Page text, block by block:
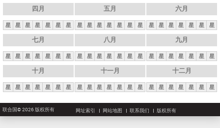
四月
星 星 星 星 星 星 星
五月
星 星 星 星 星 星 星
六月
星 星 星 星 星 星 星
七月
星 星 星 星 星 星 星
八月
星 星 星 星 星 星 星
九月
星 星 星 星 星 星 星
十月
星 星 星 星 星 星 星
十一月
星 星 星 星 星 星 星
十二月
星 星 星 星 星 星 星
联合国© 2026 版权所有 网址索引 网站地图 联系我们 版权所有